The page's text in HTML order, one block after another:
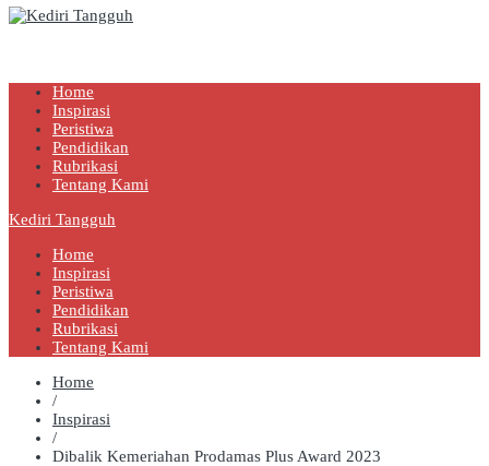
Home
Inspirasi
Peristiwa
Pendidikan
Rubrikasi
Tentang Kami
Kediri Tangguh
Home
Inspirasi
Peristiwa
Pendidikan
Rubrikasi
Tentang Kami
Home
/
Inspirasi
/
Dibalik Kemeriahan Prodamas Plus Award 2023